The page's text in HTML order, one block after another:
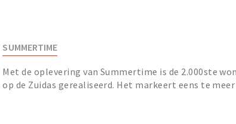
SUMMERTIME
Met de oplevering van Summertime is de 2.000ste
op de Zuidas gerealiseerd. Het markeert eens te meer